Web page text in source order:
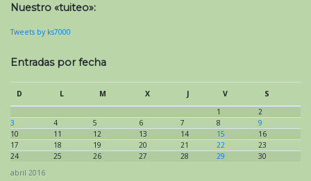
Nuestro «tuiteo»:
Tweets by ks7000
Entradas por fecha
abril 2016
D L M X J V
S
1
2
3
4 5 6 7 8
9
10
11 12 13 14 15
16
17
18 19 20 21 22
23
24
25 26 27 28 29 30